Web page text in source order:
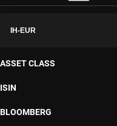
IH-EUR
ASSET CLASS
ISIN
BLOOMBERG